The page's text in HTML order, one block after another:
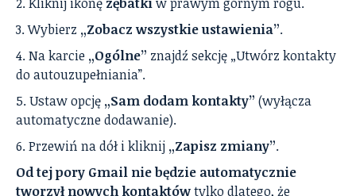
Wybierz „Zobacz wszystkie ustawienia”.
Na karcie „Ogólne” znajdź sekcję „Utwórz kontakty
do autouzupełniania”.
Ustaw opcję „Sam dodam kontakty” (wyłącza
automatyczne dodawanie).
Przewiń na dół i kliknij „Zapisz zmiany”.
Od tej pory Gmail nie będzie automatycznie
tworzył nowych kontaktówtylko dlatego, że